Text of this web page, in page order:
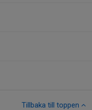
Tillbaka till toppen